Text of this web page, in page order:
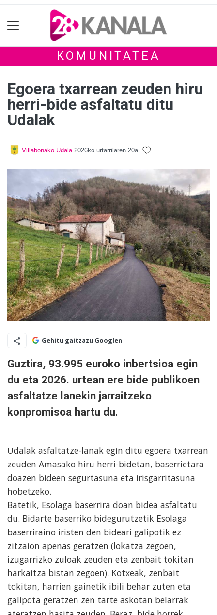
KOMUNITATEA
Egoera txarrean zeuden hiru
herri-bide asfaltatu ditu
Udalak
Villabonako Udala 2026ko urtarrilaren 20a
Gehitu gaitzazu Googlen
Guztira, 93.995 euroko inbertsioa egin
du eta 2026. urtean ere bide publikoen
asfaltatze lanekin jarraitzeko
konpromisoa hartu du.
Udalak asfaltatze-lanak egin ditu egoera txarrean
zeuden Amasako hiru herri-bidetan, baserrietara
doazen bideen segurtasuna eta irisgarritasuna
hobetzeko.
Batetik, Esolaga baserrira doan bidea asfaltatu
du. Bidarte baserriko bidegurutzetik Esolaga
baserriraino iristen den bideari galipotik ez
zitzaion apenas geratzen (lokatza zegoen,
izugarrizko zuloak zeuden eta zenbait tokitan
harkaitza bistan zegoen). Kotxeak, zenbait
tokitan, harrien gainetik ibili behar zuten eta
galipota geratzen zen tarte askotan belarrak